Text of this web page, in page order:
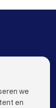
Aalst
Niklaas
we
en